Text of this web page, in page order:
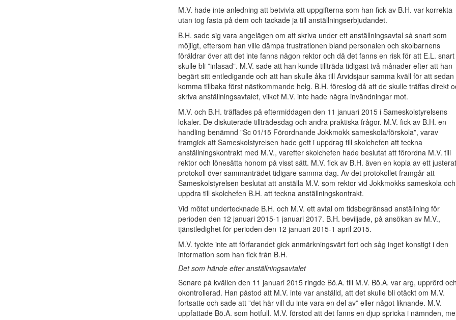
M.V. hade inte anledning att betvivla att uppgifterna som han fick av B.H. var korrekta
utan tog fasta på dem och tackade ja till anställningserbjudandet.
B.H. sade sig vara angelägen om att skriva under ett anställningsavtal så snart som
möjligt, eftersom han ville dämpa frustrationen bland personalen och skolbarnens
föräldrar över att det inte fanns någon rektor och då det fanns en risk för att E.L. snart
skulle bli ”inlasad”. M.V. sade att han kunde tillträda tidigast två månader efter att han
begärt sitt entledigande och att han skulle åka till Arvidsjaur samma kväll för att sedan
komma tillbaka först nästkommande helg. B.H. föreslog då att de skulle träffas direkt
skriva anställningsavtalet, vilket M.V. inte hade några invändningar mot.
M.V. och B.H. träffades på eftermiddagen den 11 januari 2015 i Sameskolstyrelsens
lokaler. De diskuterade tillträdesdag och andra praktiska frågor. M.V. fick av B.H. en
handling benämnd ”Sc 01/15 Förordnande Jokkmokk sameskola/förskola”, varav
framgick att Sameskolstyrelsen hade gett i uppdrag till skolchefen att teckna
anställningskontrakt med M.V., varefter skolchefen hade beslutat att förordna M.V. till
rektor och lönesätta honom på visst sätt. M.V. fick av B.H. även en kopia av ett justerat
protokoll över sammanträdet tidigare samma dag. Av det protokollet framgår att
Sameskolstyrelsen beslutat att anställa M.V. som rektor vid Jokkmokks sameskola
uppdra till skolchefen B.H. att teckna anställningskontrakt.
Vid mötet undertecknade B.H. och M.V. ett avtal om tidsbegränsad anställning för
perioden den 12 januari 2015-1 januari 2017. B.H. beviljade, på ansökan av M.V.,
tjänstledighet för perioden den 12 januari 2015-1 april 2015.
M.V. tyckte inte att förfarandet gick anmärkningsvärt fort och såg inget konstigt i den
information som han fick från B.H.
Det som hände efter anställningsavtalet
Senare på kvällen den 11 januari 2015 ringde Bö.A. till M.V. Bö.A. var arg, upprörd och
okontrollerad. Han påstod att M.V. inte var anställd, att det skulle bli otäckt om M.V.
fortsatte och sade att ”det här vill du inte vara en del av” eller något liknande. M.V.
uppfattade Bö.A. som hotfull. M.V. förstod att det fanns en djup spricka i nämnden,